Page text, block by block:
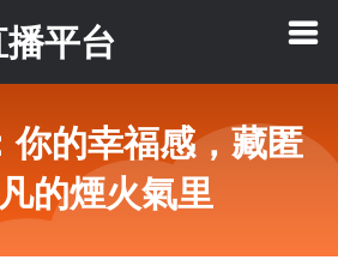
平台
你的幸福感，藏匿
的煙火氣里